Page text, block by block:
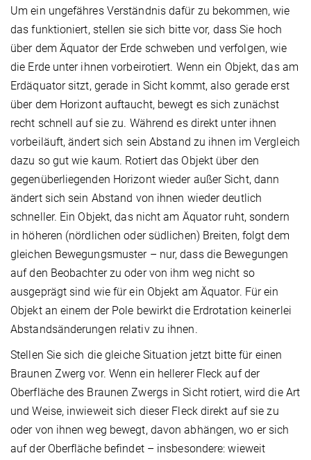
Um ein ungefähres Verständnis dafür zu bekommen, wie
das funktioniert, stellen sie sich bitte vor, dass Sie hoch
über dem Äquator der Erde schweben und verfolgen, wie
die Erde unter ihnen vorbeirotiert. Wenn ein Objekt, das am
Erdäquator sitzt, gerade in Sicht kommt, also gerade erst
über dem Horizont auftaucht, bewegt es sich zunächst
recht schnell auf sie zu. Während es direkt unter ihnen
vorbeiläuft, ändert sich sein Abstand zu ihnen im Vergleich
dazu so gut wie kaum. Rotiert das Objekt über den
gegenüberliegenden Horizont wieder außer Sicht, dann
ändert sich sein Abstand von ihnen wieder deutlich
schneller. Ein Objekt, das nicht am Äquator ruht, sondern
in höheren (nördlichen oder südlichen) Breiten, folgt dem
gleichen Bewegungsmuster – nur, dass die Bewegungen
auf den Beobachter zu oder von ihm weg nicht so
ausgeprägt sind wie für ein Objekt am Äquator. Für ein
Objekt an einem der Pole bewirkt die Erdrotation keinerlei
Abstandsänderungen relativ zu ihnen.
Stellen Sie sich die gleiche Situation jetzt bitte für einen
Braunen Zwerg vor. Wenn ein hellerer Fleck auf der
Oberfläche des Braunen Zwergs in Sicht rotiert, wird die Art
und Weise, inwieweit sich dieser Fleck direkt auf sie zu
oder von ihnen weg bewegt, davon abhängen, wo er sich
auf der Oberfläche befindet – insbesondere: wieweit